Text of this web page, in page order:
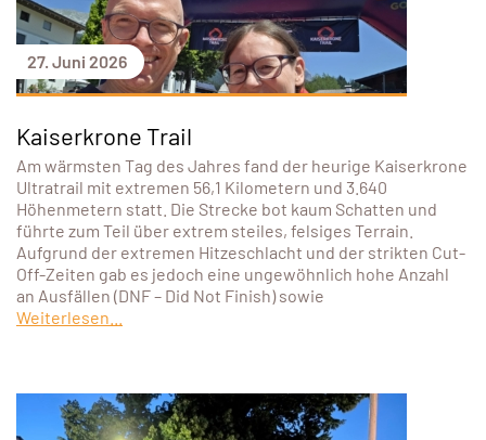
27. Juni 2026
Kaiserkrone Trail
Am wärmsten Tag des Jahres fand der heurige Kaiserkrone
Ultratrail mit extremen 56,1 Kilometern und 3.640
Höhenmetern statt. Die Strecke bot kaum Schatten und
führte zum Teil über extrem steiles, felsiges Terrain.
Aufgrund der extremen Hitzeschlacht und der strikten Cut-
Off-Zeiten gab es jedoch eine ungewöhnlich hohe Anzahl
an Ausfällen (DNF – Did Not Finish) sowie
Weiterlesen...